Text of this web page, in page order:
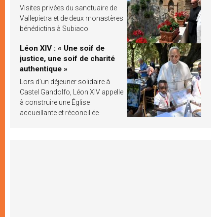
Visites privées du sanctuaire de
Vallepietra et de deux monastères
bénédictins à Subiaco
Léon XIV : « Une soif de
justice, une soif de charité
authentique »
Lors d’un déjeuner solidaire à
Castel Gandolfo, Léon XIV appelle
à construire une Église
accueillante et réconciliée